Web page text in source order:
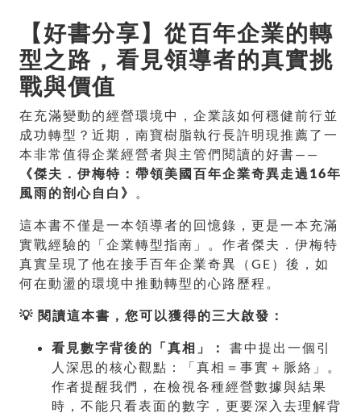
【好書分享】從百年企業的轉
型之路，看見領導者的真實挑
戰與價值
在充滿變動的經營環境中，企業該如何穩健前行並
成功轉型？近期，南寶樹脂執行長許明現推薦了一
本非常值得企業經營者與主管們閱讀的好書——
《傑夫．伊梅特：帶領美國百年企業奇異走過16年
風雨的剖心自白》
。
這本書不僅是一本領導者的回憶錄，更是一本充滿
實戰經驗的「企業轉型指南」。作者傑夫．伊梅特
真實呈現了他在接手百年企業奇異（GE）後，如
何在動盪的環境中推動轉型的心路歷程。
💡 閱讀這本書，您可以獲得的三大啟發：
看見數字背後的「真相」：
書中提出一個引
人深思的核心觀點：「真相＝事實＋脈絡」。
作者提醒我們，在檢視各種經營數據與結果
時，不能只看表面的數字，更要深入去理解背